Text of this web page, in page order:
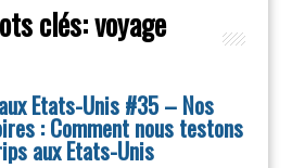
clés:voyage
Etats-Unis #35 – Nos
: Comment nous testons
aux Etats-Unis